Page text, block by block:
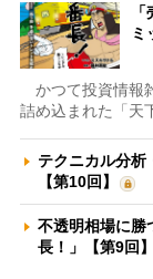
ミ
かつて投資情報
詰め込まれた「天
テクニカル分
【第10回】
不透明相場に
長！」【第9回】